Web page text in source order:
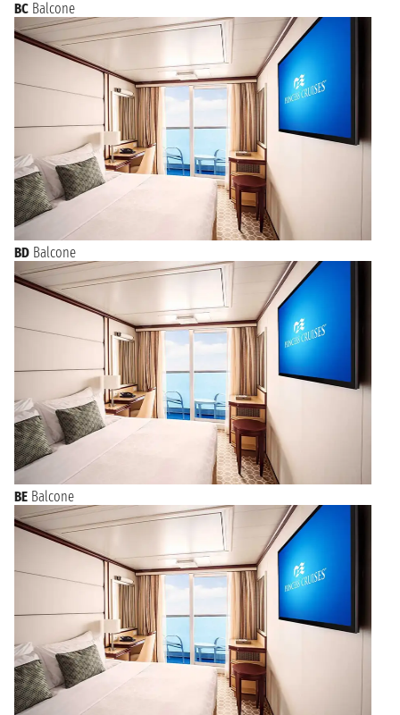
BC Balcone
BD Balcone
BE Balcone